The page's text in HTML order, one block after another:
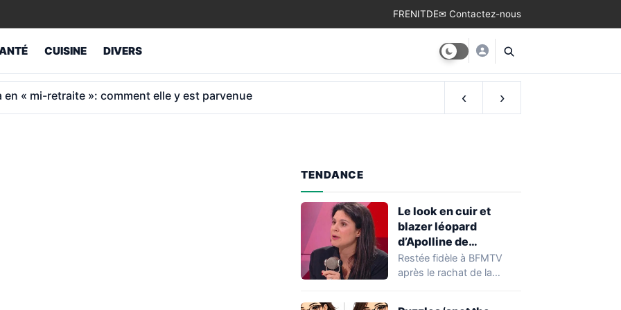
FRENITDE✉ Contactez-nous
CUISINE DIVERS
2 966 € de retraite à 65 ans après 40 ans ‹ ›
TENDANCE
Le look en cuir et
blazer léopard
d’Apolline de
Malherbe décrypté
Restée fidèle à BFMTV
après le rachat de la